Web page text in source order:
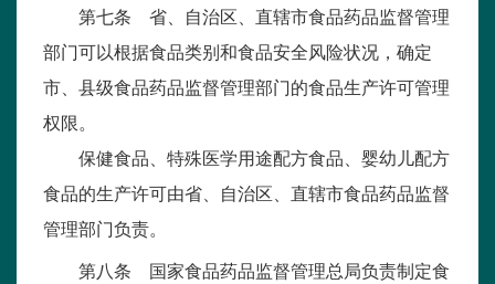
第七条 省、自治区、直辖市食品药品监督管理
部门可以根据食品类别和食品安全风险状况，确定
市、县级食品药品监督管理部门的食品生产许可管理
权限。
保健食品、特殊医学用途配方食品、婴幼儿配方
食品的生产许可由省、自治区、直辖市食品药品监督
管理部门负责。
第八条 国家食品药品监督管理总局负责制定食